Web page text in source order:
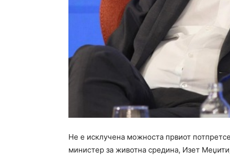
Не е исклучена можноста првиот
министер за животна средина, Изет